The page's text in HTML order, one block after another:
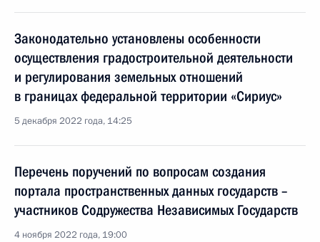
Законодательно установлены особенности
осуществления градостроительной деятельности
и регулирования земельных отношений
в границах федеральной территории «Сириус»
5 декабря 2022 года, 14:25
Перечень поручений по вопросам создания
портала пространственных данных государств –
участников Содружества Независимых Государств
4 ноября 2022 года, 19:00